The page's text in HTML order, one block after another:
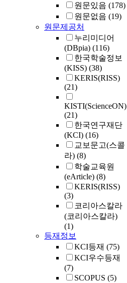
원문있음 (178)
원문없음 (19)
원문제공처
누리미디어
(DBpia) (116)
한국학술정보
(KISS) (38)
KERIS(RISS)
(21)
KISTI(ScienceON)
(21)
한국연구재단
(KCI) (16)
교보문고(스콜
라) (8)
학술교육원
(eArticle) (8)
KERIS(RISS)
(3)
코리아스칼라
(코리아스칼라)
(1)
등재정보
KCI등재 (75)
KCI우수등재
(7)
SCOPUS (5)